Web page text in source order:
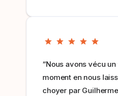
“Nous avons vécu
moment en nous
choyer par